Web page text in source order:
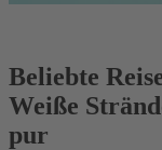
Beliebte
Weiße
pur